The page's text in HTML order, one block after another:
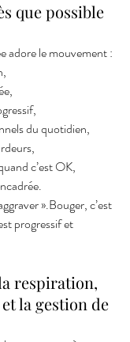
que possible
adore le mouvement :
du quotidien,
c’est OK,
».Bouger, c’est
progressif et
respiration,
la gestion de